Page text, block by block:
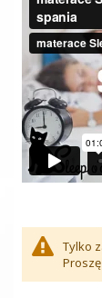
Tylko
Proszę